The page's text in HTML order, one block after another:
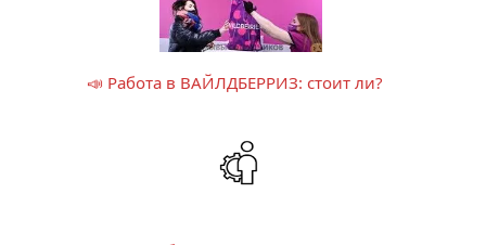
📣 Работа в ВАЙЛДБЕРРИЗ: стоит ли?